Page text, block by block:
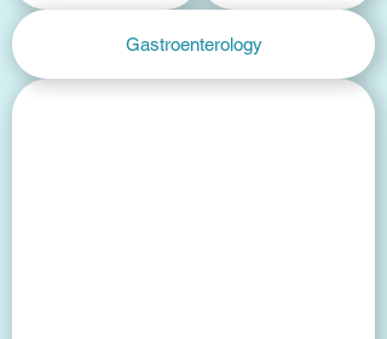
Gastroenterology